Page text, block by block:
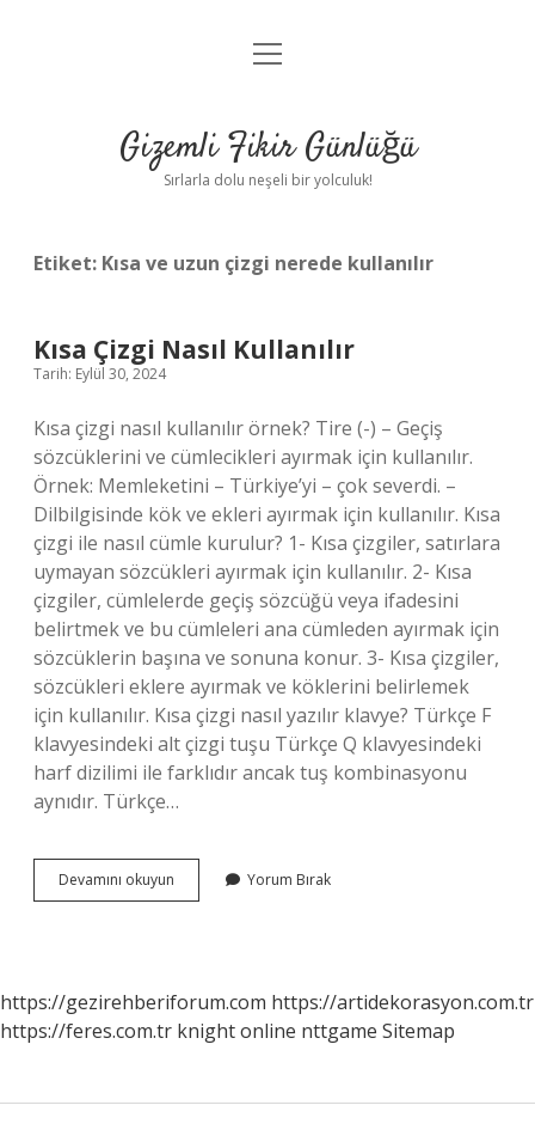
Anasayfa
Yasal Uyarı
menüyü
Gizemli Fikir Günlüğü
Sırlarla dolu neşeli bir yolculuk!
Etiket: Kısa ve uzun çizgi nerede kullanılır
Kısa Çizgi Nasıl Kullanılır
Tarih: Eylül 30, 2024
Kısa çizgi nasıl kullanılır örnek? Tire (-) – Geçiş
sözcüklerini ve cümlecikleri ayırmak için kullanılır.
Örnek: Memleketini – Türkiye’yi – çok severdi. –
Dilbilgisinde kök ve ekleri ayırmak için kullanılır. Kısa
çizgi ile nasıl cümle kurulur? 1- Kısa çizgiler, satırlara
uymayan sözcükleri ayırmak için kullanılır. 2- Kısa
çizgiler, cümlelerde geçiş sözcüğü veya ifadesini
belirtmek ve bu cümleleri ana cümleden ayırmak için
sözcüklerin başına ve sonuna konur. 3- Kısa çizgiler,
sözcükleri eklere ayırmak ve köklerini belirlemek
için kullanılır. Kısa çizgi nasıl yazılır klavye? Türkçe F
klavyesindeki alt çizgi tuşu Türkçe Q klavyesindeki
harf dizilimi ile farklıdır ancak tuş kombinasyonu
aynıdır. Türkçe…
Devamını okuyun
Çizgi
Yorum Bırak
https://gezirehberiforum.com https://artidekorasyon.com.tr
https://feres.com.tr knight online nttgame Sitemap